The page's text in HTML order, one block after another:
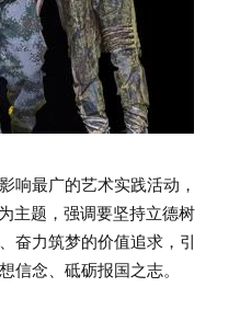
最广的艺术实践活动，
主题，强调要坚持立德树
奋力筑梦的价值追求，引
信念、砥砺报国之志。